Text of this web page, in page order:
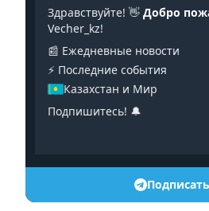
Здравствуйте! 👋 Добро
Vecher_kz!
📰 Ежедневные новости
⚡️ Последние события
Казахстан и Мир
Подпишитесь! 🔔